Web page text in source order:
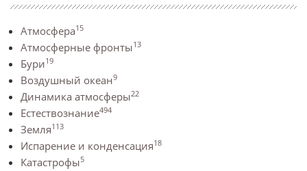
Атмосфера15
Атмосферные фронты13
Бури19
Воздушный океан9
Динамика атмосферы22
Естествознание494
Земля113
Испарение и конденсация18
Катастрофы5